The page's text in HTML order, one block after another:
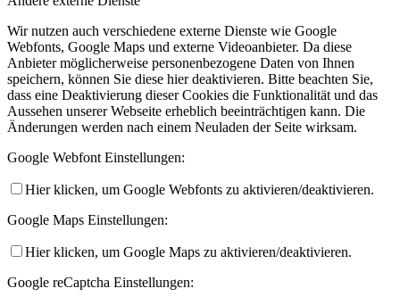
Wir nutzen auch verschiedene externe Dienste wie Google
Webfonts, Google Maps und externe Videoanbieter. Da diese
Anbieter möglicherweise personenbezogene Daten von Ihnen
speichern, können Sie diese hier deaktivieren. Bitte beachten Sie,
dass eine Deaktivierung dieser Cookies die Funktionalität und das
Aussehen unserer Webseite erheblich beeinträchtigen kann. Die
Änderungen werden nach einem Neuladen der Seite wirksam.
Google Webfont Einstellungen:
Hier klicken, um Google Webfonts zu aktivieren/deaktivieren.
Google Maps Einstellungen:
Hier klicken, um Google Maps zu aktivieren/deaktivieren.
Google reCaptcha Einstellungen: